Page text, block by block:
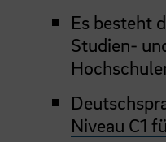
Es besteht
Studien-
Niveau C1